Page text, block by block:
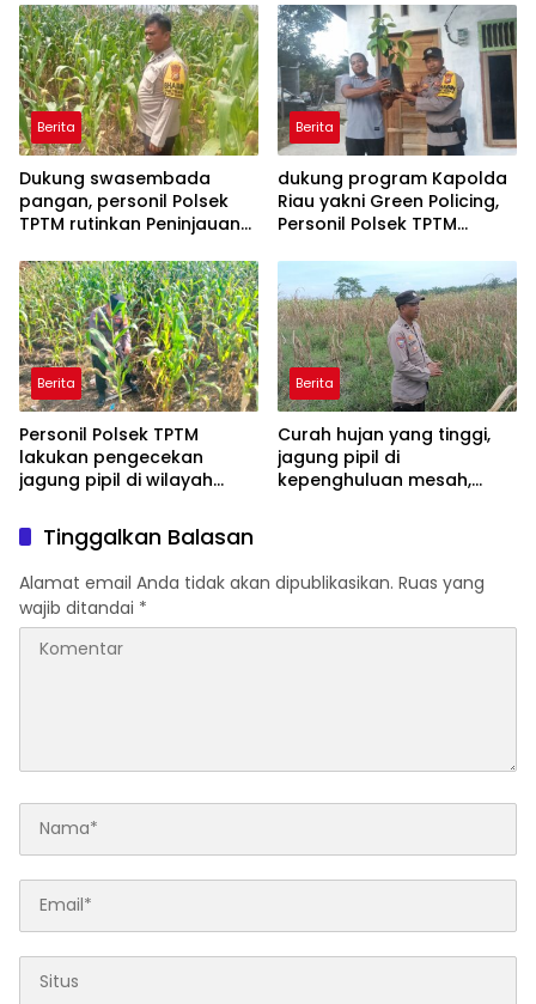
wilayah hukum Polsek
TPTM
Berita
Dukung swasembada
pangan, personil Polsek
TPTM rutinkan Peninjauan
pipil di wilayah hukum
Polsek TPTM
Berita
dukung program Kapolda
Riau yakni Green Policing,
Personil Polsek TPTM
matoa kepada
masyarakat
Berita
Personil Polsek TPTM
lakukan pengecekan
jagung pipil di wilayah
Berita
Curah hujan yang tinggi,
jagung pipil di
kepenghuluan mesah,
cepat turun langsung
meninjau kelapangan
Tinggalkan Balasan
Alamat email Anda tidak akan dipublikasikan. Ruas yang
wajib ditandai *